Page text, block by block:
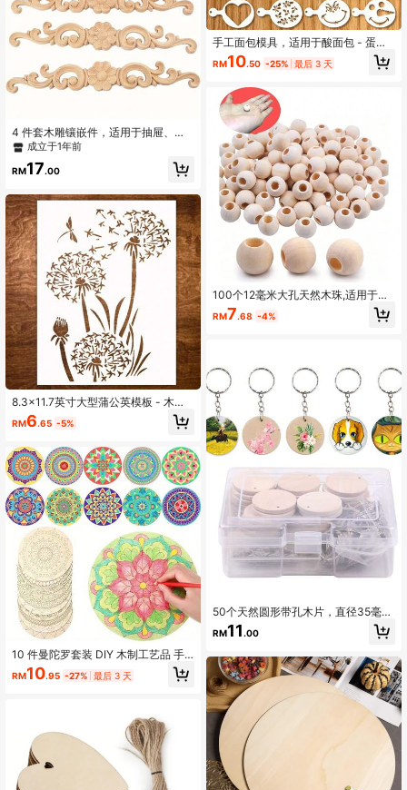
4 件套木雕镶嵌件，适用于抽屉、
门、橱柜、镜子、梳妆台、壁炉
成立于1年前
RM17.00
8.3x11.7英寸大型蒲公英模板 - 木制
品绘画花卉模板 - 可重复使用于画
布、纸张、家具、布料的手工艺品模
RM6.65 -5%
10 件曼陀罗套装 DIY 木制工艺品 手
绘木板画 曼陀罗杯垫画 家居装饰 未
完成工艺品 适合创意手工制作 DIY 制
RM10.95 -27% 最后 3 天
手工面包模具，适用于酸面包 - 蛋
糕、馅饼和饼干模具，可装饰您独特
的设计 - 烘焙模具套装，包含经典小
啡/饼干模具
RM10.50 -25% 最后 3 天
100个12毫米大孔天然木珠,适用于包
包装饰、圣诞花环、照片夹、DIY手工
艺品、家居装饰,易于串珠,未经加工的
RM7.68 -4%
50个天然圆形带孔木片，直径35毫
米/1.38英寸，未加工木圆片带孔，附
赠50个钥匙扣，天然木片套装，可用
RM11.00